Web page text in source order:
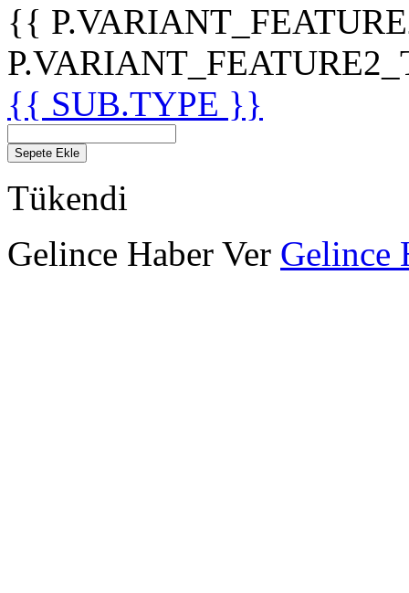
{{
{{ SUB.TYPE }}
Sepete Ekle
Tükendi
Gelince Haber Ver Gelince